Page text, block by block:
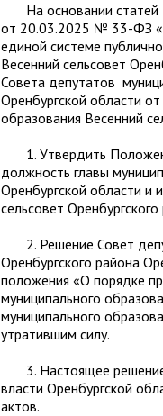
На основании статей
от 20.03.2025 № 33-ФЗ
единой системе
Весенний сельсовет
Совета депутатов
Оренбургской области
образования Весенний
1. Утвердить
должность главы
Оренбургской области и
сельсовет
2. Решение Совет
Оренбургского района
положения «О порядке
муниципального
муниципального
утратившим силу.
3. Настоящее решение
власти Оренбургской
актов.